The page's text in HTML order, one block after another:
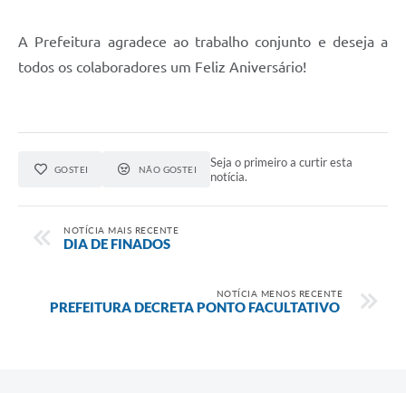
A Prefeitura agradece ao trabalho conjunto e deseja a
todos os colaboradores um Feliz Aniversário!
GOSTEI NÃO GOSTEI
Seja o primeiro a curtir esta
notícia.
NOTÍCIA MAIS RECENTE
DIA DE FINADOS
NOTÍCIA MENOS RECENTE
PREFEITURA DECRETA PONTO FACULTATIVO